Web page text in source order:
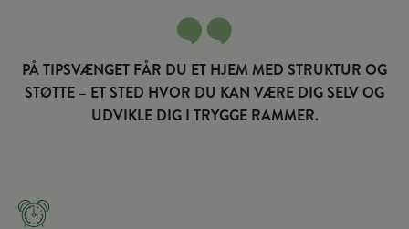
PÅ TIPSVÆNGET FÅR DU ET HJEM MED STRUKTUR OG
STØTTE – ET STED HVOR DU KAN VÆRE DIG SELV OG
UDVIKLE DIG I TRYGGE RAMMER.